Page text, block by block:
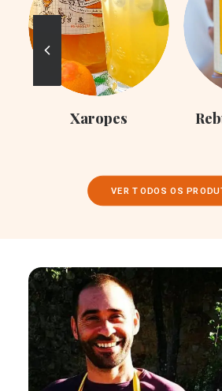
Xaropes
VER TODOS OS